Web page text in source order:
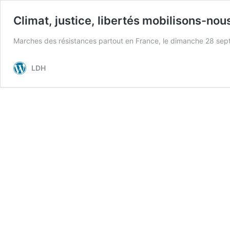
Climat, justice, libertés mobilisons-
Marches des résistances partout en France, le dimanche 28
LDH